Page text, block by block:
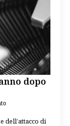
dopo
dell’attacco di